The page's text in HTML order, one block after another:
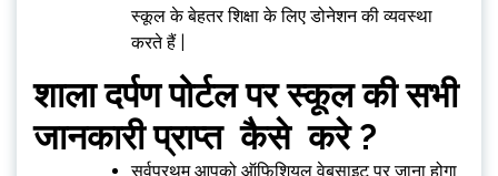
स्कूल के बेहतर शिक्षा के लिए डोनेशन की व्यवस्था
करते हैं |
शाला दर्पण पोर्टल पर स्कूल की सभी
जानकारी प्राप्त कैसे करे ?
सर्वप्रथम आपको ऑफिशियल वेबसाइट पर जाना होगा